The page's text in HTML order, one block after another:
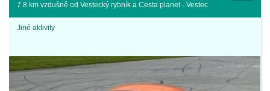
7.8 km vzdušně od Vestecký rybník a Cesta planet - Vestec
Jiné aktivity